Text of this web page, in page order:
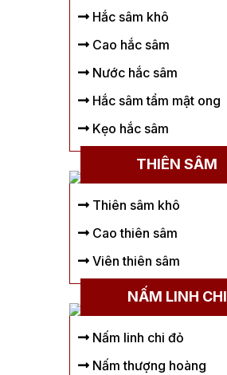
Hắc sâm khô
Cao hắc sâm
Nước hắc sâm
Hắc sâm tẩm mật ong
Kẹo hắc sâm
THIÊN SÂM
Thiên sâm khô
Cao thiên sâm
Viên thiên sâm
NẤM LINH CHI
Nấm linh chi đỏ
Nấm thượng hoàng